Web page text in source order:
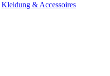
Kleidung & Accessoires